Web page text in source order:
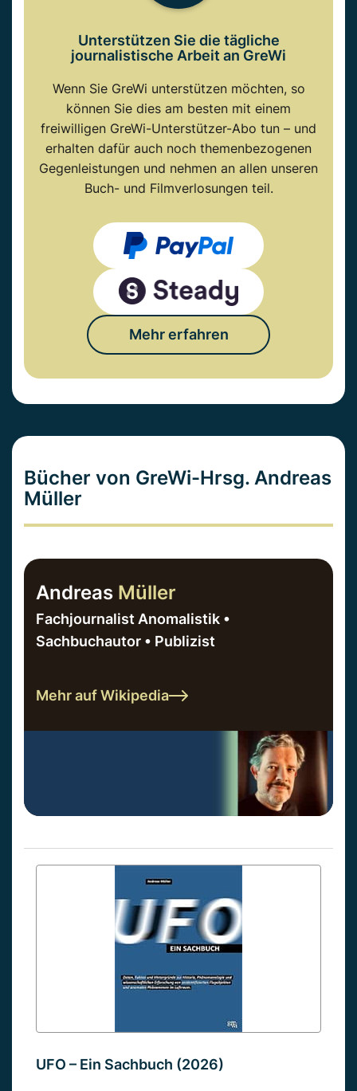
Unterstützen Sie die tägliche
journalistische Arbeit an GreWi
Wenn Sie GreWi unterstützen möchten, so
können Sie dies am besten mit einem
freiwilligen GreWi-Unterstützer-Abo tun – und
erhalten dafür auch noch themenbezogenen
Gegenleistungen und nehmen an allen unseren
Buch- und Filmverlosungen teil.
Mehr erfahren
Bücher von GreWi-Hrsg. Andreas
Müller
Andreas Müller
Fachjournalist Anomalistik •
Sachbuchautor • Publizist
Mehr auf Wikipedia
UFO – Ein Sachbuch (2026)